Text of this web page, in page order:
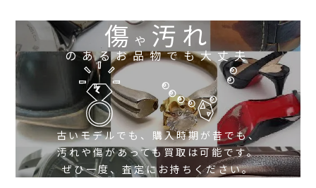
傷や 汚れ
のあるお品物でも大丈夫
古いモデルでも、購入時期が昔でも、
汚れや傷があっても買取は可能です。
ぜひ一度、査定にお持ちください。